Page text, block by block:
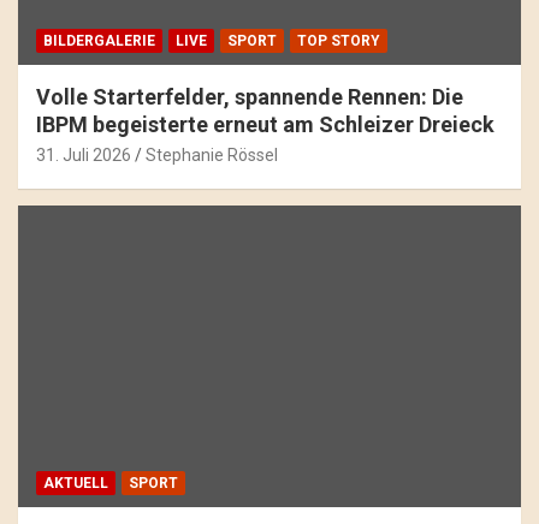
BILDERGALERIE LIVE SPORT TOP STORY
Volle Starterfelder, spannende Rennen: Die
IBPM begeisterte erneut am Schleizer Dreieck
31. Juli 2026 Stephanie Rössel
AKTUELL SPORT